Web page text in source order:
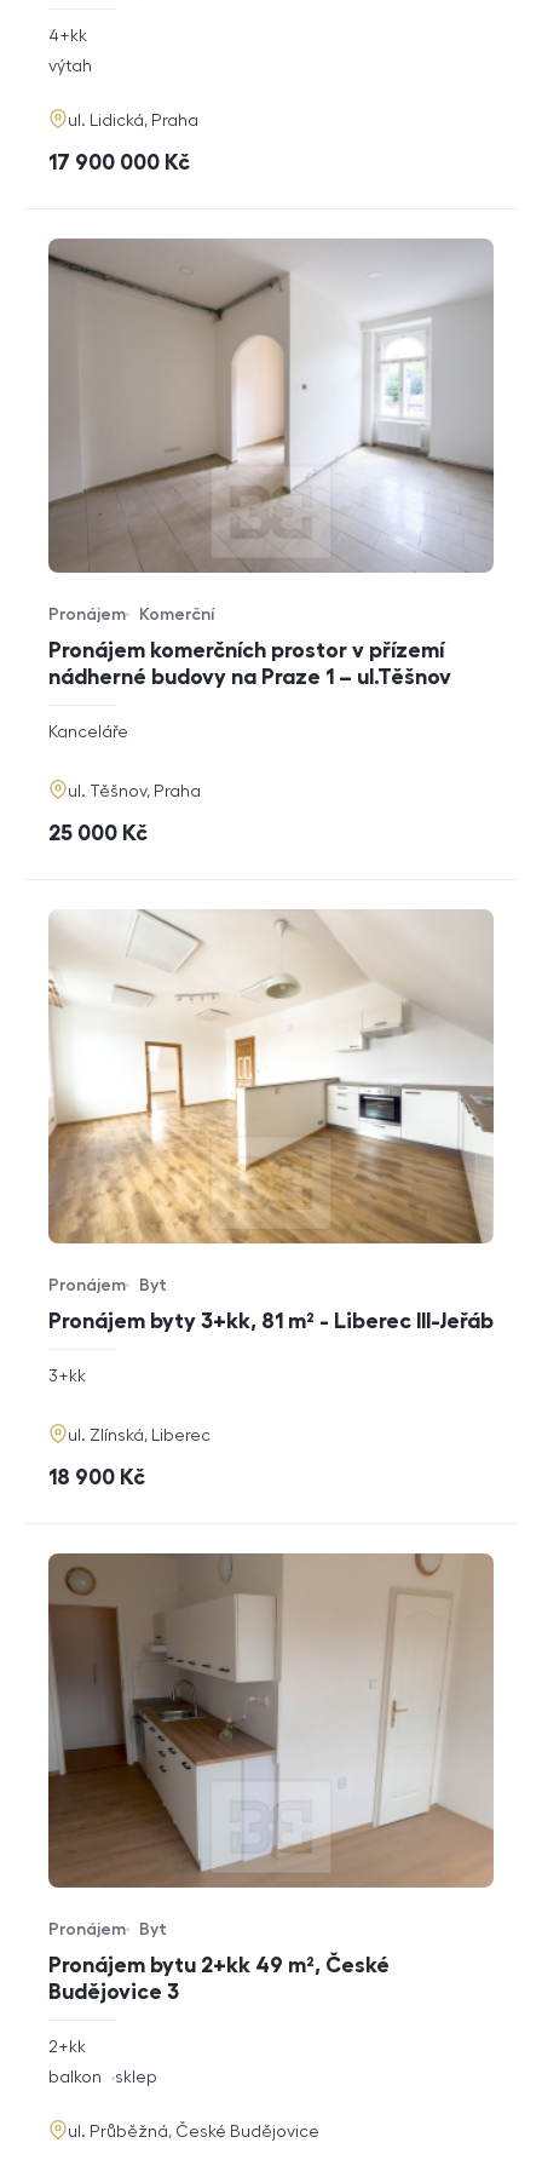
rozměry
dispozice
4+kk
funkce
výtah
adresa
ul. Lidická, Praha
cena
17 900 000 Kč
Pronájem komerčních prostor v přízemí
nádherné budovy na Praze 1 – ul.Těšnov
Typ nabídky
Pronájem
Typ nemovitosti
Komerční
rozměry
dispozice
Kanceláře
adresa
ul. Těšnov, Praha
cena
25 000 Kč
Pronájem byty 3+kk, 81 m² - Liberec III-Jeřáb
Typ nabídky
Pronájem
Typ nemovitosti
Byt
rozměry
dispozice
3+kk
adresa
ul. Zlínská, Liberec
cena
18 900 Kč
Pronájem bytu 2+kk 49 m², České
Budějovice 3
Typ nabídky
Pronájem
Typ nemovitosti
Byt
rozměry
dispozice
2+kk
funkce
balkon sklep
adresa
ul. Průběžná, České Budějovice